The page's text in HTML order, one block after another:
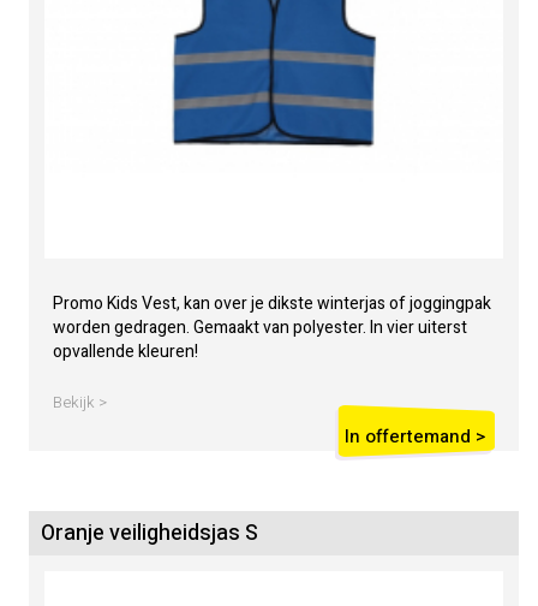
Promo Kids Vest, kan over je dikste winterjas of joggingpak
worden gedragen. Gemaakt van polyester. In vier uiterst
opvallende kleuren!
Bekijk >
In offertemand >
Oranje veiligheidsjas S